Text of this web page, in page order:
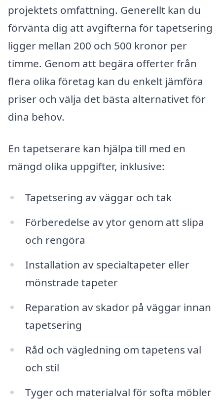
projektets omfattning. Generellt kan du
förvänta dig att avgifterna för tapetsering
ligger mellan 200 och 500 kronor per
timme. Genom att begära offerter från
flera olika företag kan du enkelt jämföra
priser och välja det bästa alternativet för
dina behov.
En tapetserare kan hjälpa till med en
mängd olika uppgifter, inklusive:
Tapetsering av väggar och tak
Förberedelse av ytor genom att slipa
och rengöra
Installation av specialtapeter eller
mönstrade tapeter
Reparation av skador på väggar innan
tapetsering
Råd och vägledning om tapetens val
och stil
Tyger och materialval för softa möbler